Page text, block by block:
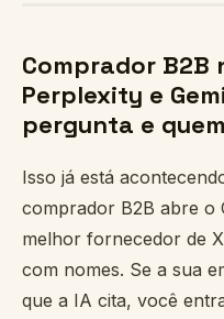
Comprador B2B
Perplexity e
pergunta e
Isso já está
comprador B2B abre o
melhor fornecedor de
com nomes. Se a sua
que a IA cita, você